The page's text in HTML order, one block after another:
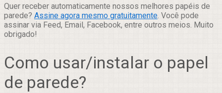
Quer receber automaticamente nossos melhores papéis de
parede? Assine agora mesmo gratuitamente. Você pode
assinar via Feed, Email, Facebook, entre outros meios. Muito
obrigado!
Como usar/instalar o papel
de parede?